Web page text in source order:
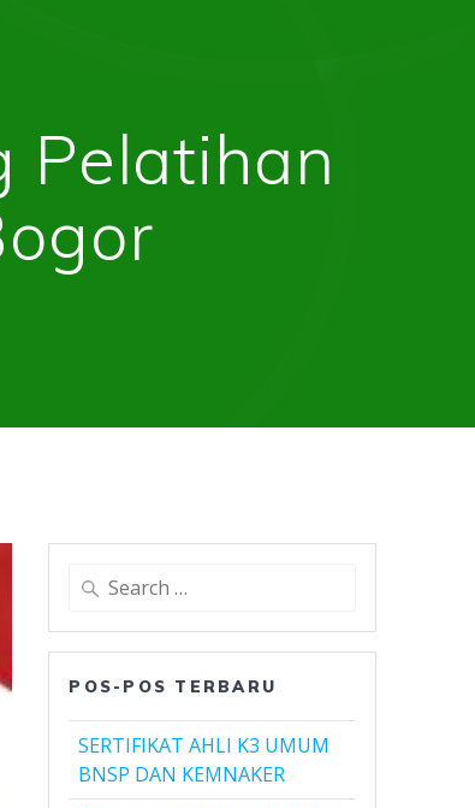
Pelatihan
Search
POS-POS TERBARU
SERTIFIKAT AHLI K3 UMUM
BNSP DAN KEMNAKER